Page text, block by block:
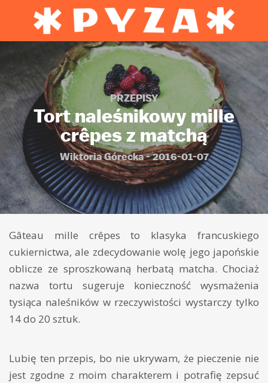
PRZEPISY
Tort naleśnikowy mille
crêpes z matchą
Wiktoria Górecka - 2016-01-07
Gâteau mille crêpes to klasyka francuskiego
cukiernictwa, ale zdecydowanie wolę jego japońskie
oblicze ze sproszkowaną herbatą matcha. Chociaż
nazwa tortu sugeruje konieczność wysmażenia
tysiąca naleśników w rzeczywistości wystarczy tylko
14 do 20 sztuk.
Lubię ten przepis, bo nie ukrywam, że pieczenie nie
jest zgodne z moim charakterem i potrafię zepsuć